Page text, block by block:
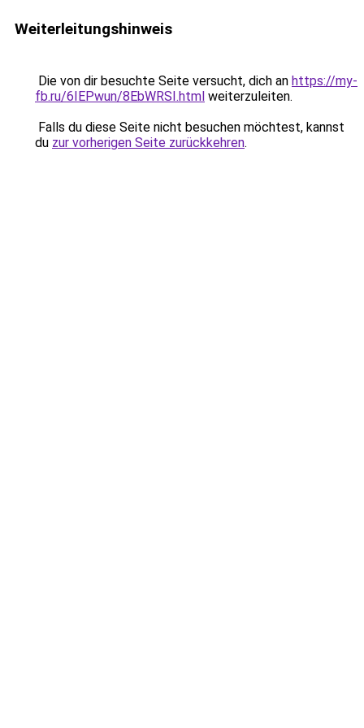
Weiterleitungshinweis
Die von dir besuchte Seite versucht, dich an https://my-
fb.ru/6IEPwun/8EbWRSI.html weiterzuleiten.
Falls du diese Seite nicht besuchen möchtest, kannst
du zur vorherigen Seite zurückkehren.